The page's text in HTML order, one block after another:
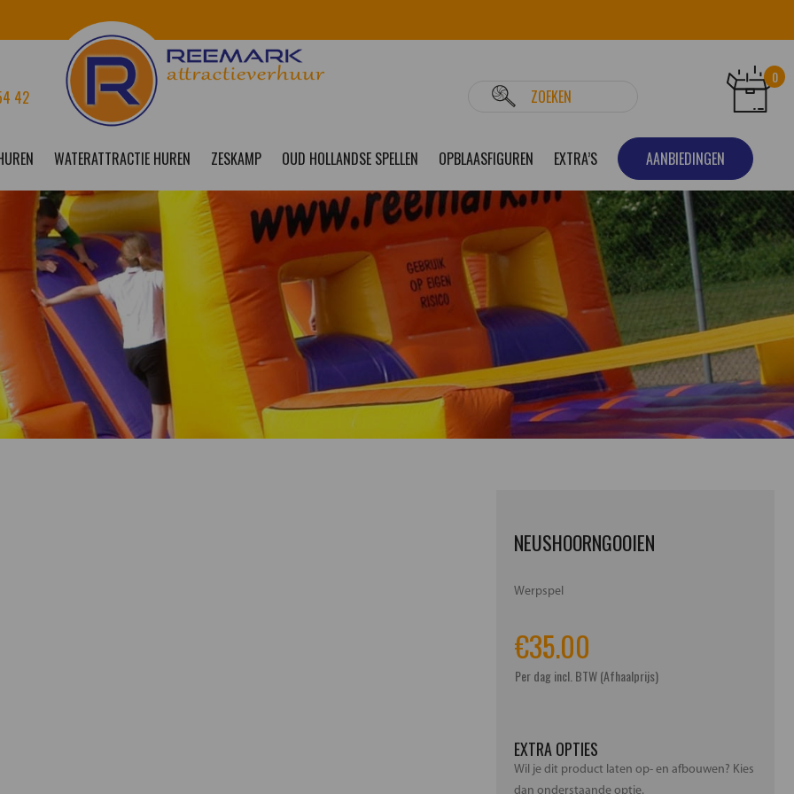
42
0
WATERATTRACTIE HUREN ZESKAMP OUD HOLLANDSE SPELLEN OPBLAASFIGUREN EXTRA’S AANBIEDINGEN
NEUSHOORNGOOIEN
Werpspel
€35.00
Per dag incl. BTW (Afhaalprijs)
EXTRA OPTIES
Wil je dit product laten op- en afbouwen? Kies
dan onderstaande optie.